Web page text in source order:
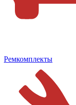
Ремкомплекты